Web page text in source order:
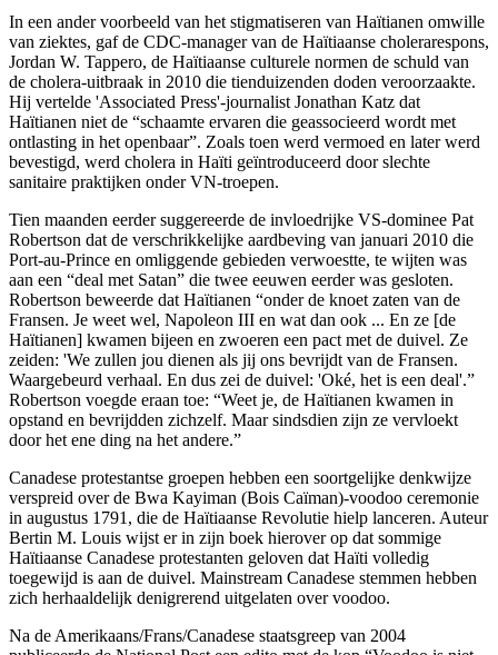
In een ander voorbeeld van het stigmatiseren van Haïtianen omwille
van ziektes, gaf de CDC-manager van de Haïtiaanse cholerarespons,
Jordan W. Tappero, de Haïtiaanse culturele normen de schuld van
de cholera-uitbraak in 2010 die tienduizenden doden veroorzaakte.
Hij vertelde 'Associated Press'-journalist Jonathan Katz dat
Haïtianen niet de “schaamte ervaren die geassocieerd wordt met
ontlasting in het openbaar”. Zoals toen werd vermoed en later werd
bevestigd, werd cholera in Haïti geïntroduceerd door slechte
sanitaire praktijken onder VN-troepen.
Tien maanden eerder suggereerde de invloedrijke VS-dominee Pat
Robertson dat de verschrikkelijke aardbeving van januari 2010 die
Port-au-Prince en omliggende gebieden verwoestte, te wijten was
aan een “deal met Satan” die twee eeuwen eerder was gesloten.
Robertson beweerde dat Haïtianen “onder de knoet zaten van de
Fransen. Je weet wel, Napoleon III en wat dan ook ... En ze [de
Haïtianen] kwamen bijeen en zwoeren een pact met de duivel. Ze
zeiden: 'We zullen jou dienen als jij ons bevrijdt van de Fransen.
Waargebeurd verhaal. En dus zei de duivel: 'Oké, het is een deal'.”
Robertson voegde eraan toe: “Weet je, de Haïtianen kwamen in
opstand en bevrijdden zichzelf. Maar sindsdien zijn ze vervloekt
door het ene ding na het andere.”
Canadese protestantse groepen hebben een soortgelijke denkwijze
verspreid over de Bwa Kayiman (Bois Caïman)-voodoo ceremonie
in augustus 1791, die de Haïtiaanse Revolutie hielp lanceren. Auteur
Bertin M. Louis wijst er in zijn boek hierover op dat sommige
Haïtiaanse Canadese protestanten geloven dat Haïti volledig
toegewijd is aan de duivel. Mainstream Canadese stemmen hebben
zich herhaaldelijk denigrerend uitgelaten over voodoo.
Na de Amerikaans/Frans/Canadese staatsgreep van 2004